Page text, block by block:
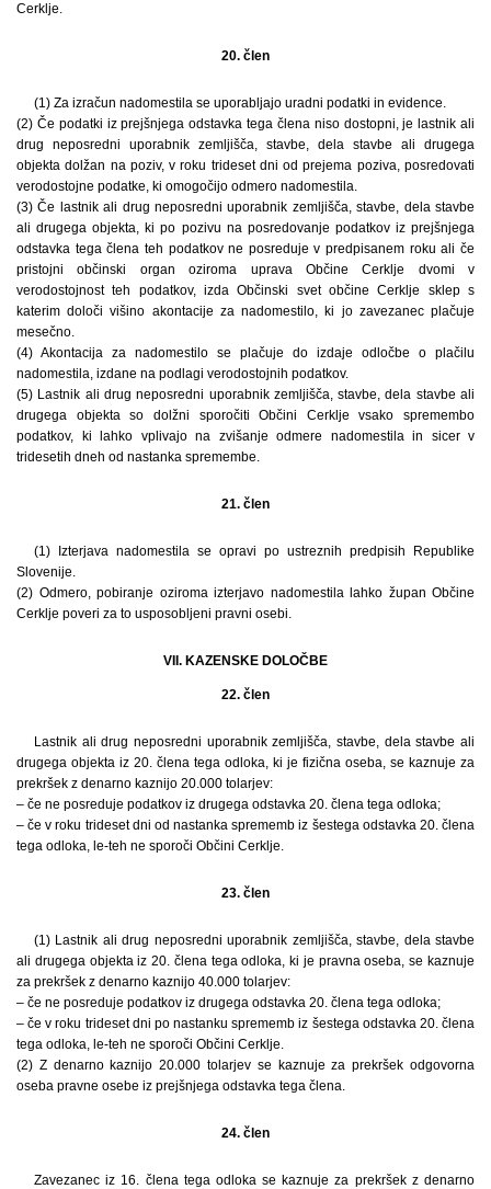
Cerklje.
20. člen
(1) Za izračun nadomestila se uporabljajo uradni podatki in evidence.
(2) Če podatki iz prejšnjega odstavka tega člena niso dostopni, je lastnik ali
drug neposredni uporabnik zemljišča, stavbe, dela stavbe ali drugega
objekta dolžan na poziv, v roku trideset dni od prejema poziva, posredovati
verodostojne podatke, ki omogočijo odmero nadomestila.
(3) Če lastnik ali drug neposredni uporabnik zemljišča, stavbe, dela stavbe
ali drugega objekta, ki po pozivu na posredovanje podatkov iz prejšnjega
odstavka tega člena teh podatkov ne posreduje v predpisanem roku ali če
pristojni občinski organ oziroma uprava Občine Cerklje dvomi v
verodostojnost teh podatkov, izda Občinski svet občine Cerklje sklep s
katerim določi višino akontacije za nadomestilo, ki jo zavezanec plačuje
mesečno.
(4) Akontacija za nadomestilo se plačuje do izdaje odločbe o plačilu
nadomestila, izdane na podlagi verodostojnih podatkov.
(5) Lastnik ali drug neposredni uporabnik zemljišča, stavbe, dela stavbe ali
drugega objekta so dolžni sporočiti Občini Cerklje vsako spremembo
podatkov, ki lahko vplivajo na zvišanje odmere nadomestila in sicer v
tridesetih dneh od nastanka spremembe.
21. člen
(1) Izterjava nadomestila se opravi po ustreznih predpisih Republike
Slovenije.
(2) Odmero, pobiranje oziroma izterjavo nadomestila lahko župan Občine
Cerklje poveri za to usposobljeni pravni osebi.
VII. KAZENSKE DOLOČBE
22. člen
Lastnik ali drug neposredni uporabnik zemljišča, stavbe, dela stavbe ali
drugega objekta iz 20. člena tega odloka, ki je fizična oseba, se kaznuje za
prekršek z denarno kaznijo 20.000 tolarjev:
– če ne posreduje podatkov iz drugega odstavka 20. člena tega odloka;
– če v roku trideset dni od nastanka sprememb iz šestega odstavka 20. člena
tega odloka, le-teh ne sporoči Občini Cerklje.
23. člen
(1) Lastnik ali drug neposredni uporabnik zemljišča, stavbe, dela stavbe
ali drugega objekta iz 20. člena tega odloka, ki je pravna oseba, se kaznuje
za prekršek z denarno kaznijo 40.000 tolarjev:
– če ne posreduje podatkov iz drugega odstavka 20. člena tega odloka;
– če v roku trideset dni po nastanku sprememb iz šestega odstavka 20. člena
tega odloka, le-teh ne sporoči Občini Cerklje.
(2) Z denarno kaznijo 20.000 tolarjev se kaznuje za prekršek odgovorna
oseba pravne osebe iz prejšnjega odstavka tega člena.
24. člen
Zavezanec iz 16. člena tega odloka se kaznuje za prekršek z denarno